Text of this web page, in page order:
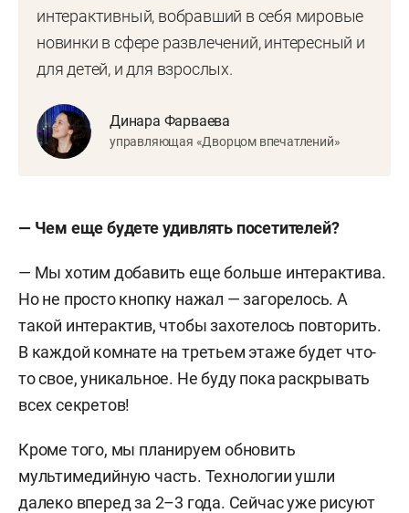
интерактивный, вобравший в себя мировые
новинки в сфере развлечений, интересный и
для детей, и для взрослых.
Динара Фарваева
управляющая «Дворцом впечатлений»
— Чем еще будете удивлять посетителей?
— Мы хотим добавить еще больше интерактива.
Но не просто кнопку нажал — загорелось. А
такой интерактив, чтобы захотелось повторить.
В каждой комнате на третьем этаже будет что-
то свое, уникальное. Не буду пока раскрывать
всех секретов!
Кроме того, мы планируем обновить
мультимедийную часть. Технологии ушли
далеко вперед за 2–3 года. Сейчас уже рисуют